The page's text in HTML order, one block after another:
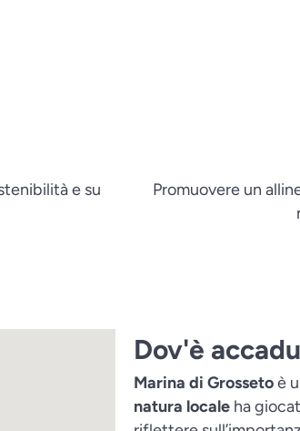
e su
Promuovere un
Dov'è
Marina di Grossetoè
natura locale ha